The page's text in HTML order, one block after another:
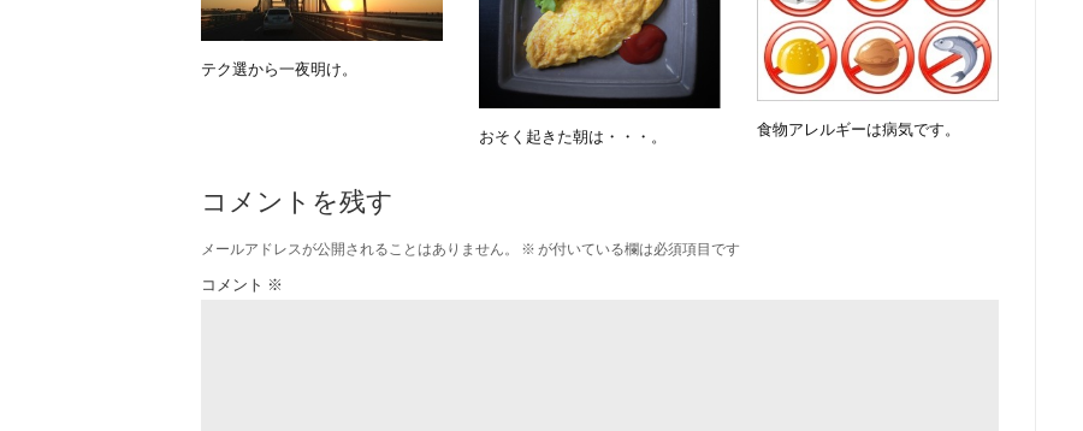
テク選から一夜明け。
おそく起きた朝は・・・。 食物アレルギーは病気です。
コメントを残す
メールアドレスが公開されることはありません。 ※ が付いている欄は必須項目です
コメント ※